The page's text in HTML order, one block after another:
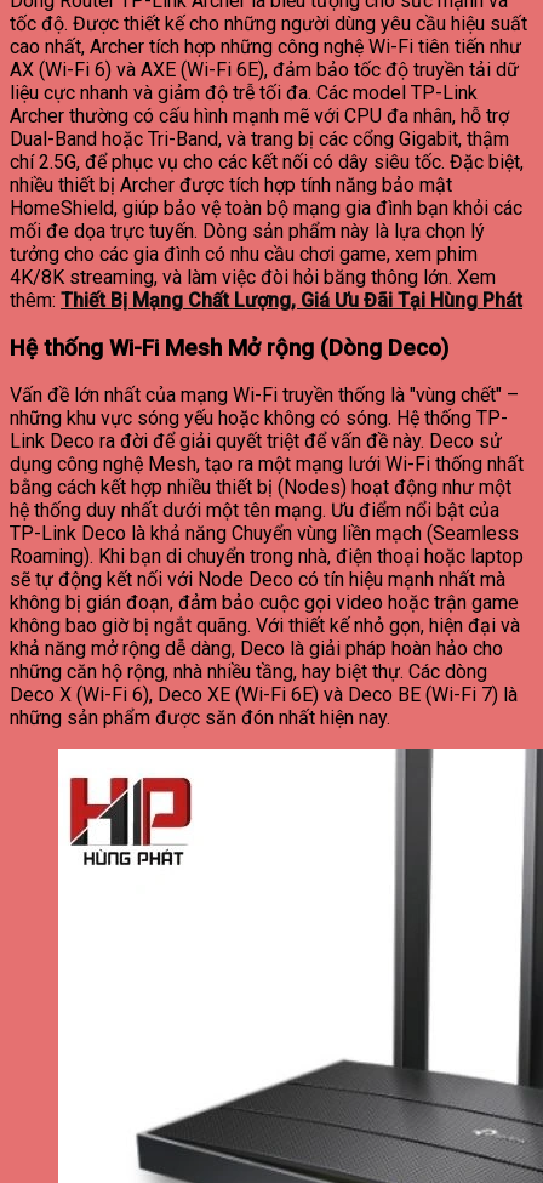
tốc độ. Được thiết kế cho những người dùng yêu cầu hiệu suất
cao nhất, Archer tích hợp những công nghệ Wi-Fi tiên tiến như
AX (Wi-Fi 6) và AXE (Wi-Fi 6E), đảm bảo tốc độ truyền tải dữ
liệu cực nhanh và giảm độ trễ tối đa. Các model TP-Link
Archer thường có cấu hình mạnh mẽ với CPU đa nhân, hỗ trợ
Dual-Band hoặc Tri-Band, và trang bị các cổng Gigabit, thậm
chí 2.5G, để phục vụ cho các kết nối có dây siêu tốc. Đặc biệt,
nhiều thiết bị Archer được tích hợp tính năng bảo mật
HomeShield, giúp bảo vệ toàn bộ mạng gia đình bạn khỏi các
mối đe dọa trực tuyến. Dòng sản phẩm này là lựa chọn lý
tưởng cho các gia đình có nhu cầu chơi game, xem phim
4K/8K streaming, và làm việc đòi hỏi băng thông lớn. Xem
thêm: Thiết Bị Mạng Chất Lượng, Giá Ưu Đãi Tại Hùng Phát
Hệ thống Wi-Fi Mesh Mở rộng (Dòng Deco)
Vấn đề lớn nhất của mạng Wi-Fi truyền thống là "vùng chết" –
những khu vực sóng yếu hoặc không có sóng. Hệ thống TP-
Link Deco ra đời để giải quyết triệt để vấn đề này. Deco sử
dụng công nghệ Mesh, tạo ra một mạng lưới Wi-Fi thống nhất
bằng cách kết hợp nhiều thiết bị (Nodes) hoạt động như một
hệ thống duy nhất dưới một tên mạng. Ưu điểm nổi bật của
TP-Link Deco là khả năng Chuyển vùng liền mạch (Seamless
Roaming). Khi bạn di chuyển trong nhà, điện thoại hoặc laptop
sẽ tự động kết nối với Node Deco có tín hiệu mạnh nhất mà
không bị gián đoạn, đảm bảo cuộc gọi video hoặc trận game
không bao giờ bị ngắt quãng. Với thiết kế nhỏ gọn, hiện đại và
khả năng mở rộng dễ dàng, Deco là giải pháp hoàn hảo cho
những căn hộ rộng, nhà nhiều tầng, hay biệt thự. Các dòng
Deco X (Wi-Fi 6), Deco XE (Wi-Fi 6E) và Deco BE (Wi-Fi 7) là
những sản phẩm được săn đón nhất hiện nay.